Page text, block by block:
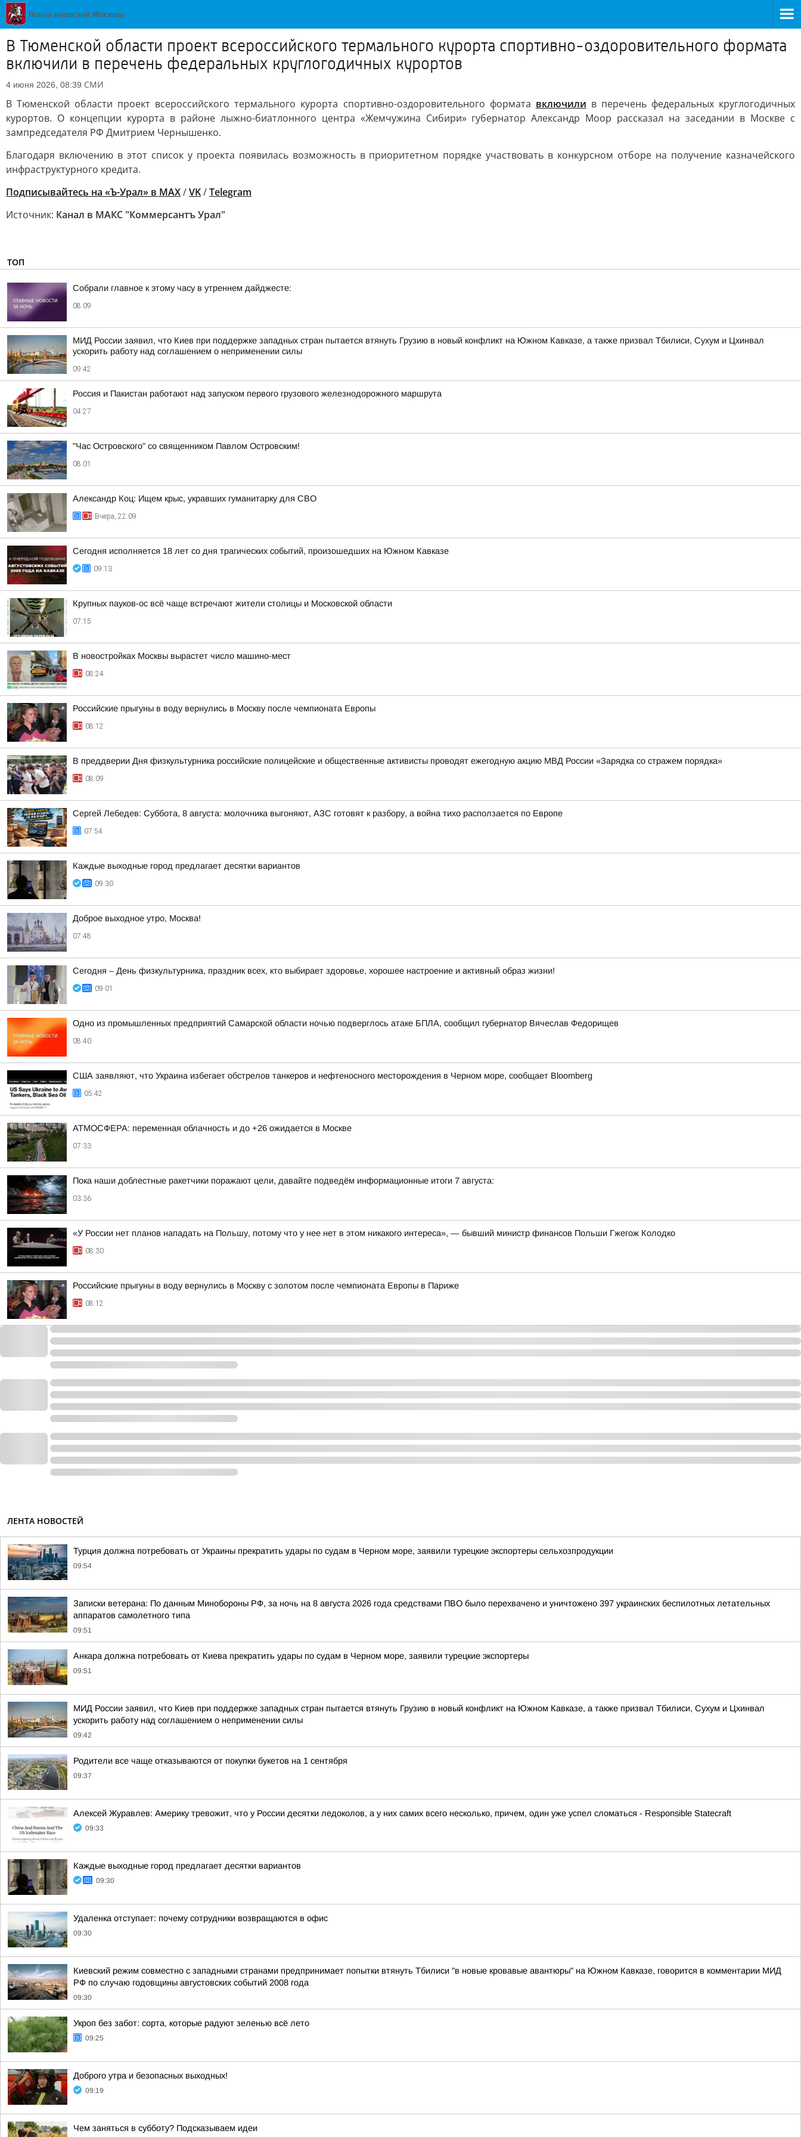
В Тюменской области проект всероссийского термального курорта спортивно-оздоровительного формата
включили в перечень федеральных круглогодичных курортов
4 июня 2026, 08:39 СМИ
В Тюменской области проект всероссийского термального курорта спортивно-оздоровительного формата включили в перечень федеральных круглогодичных
курортов. О концепции курорта в районе лыжно-биатлонного центра «Жемчужина Сибири» губернатор Александр Моор рассказал на заседании в Москве с
зампредседателя РФ Дмитрием Чернышенко.
Благодаря включению в этот список у проекта появилась возможность в приоритетном порядке участвовать в конкурсном отборе на получение казначейского
инфраструктурного кредита.
Подписывайтесь на «Ъ-Урал» в MAX/VK/Telegram
Источник: Канал в МАКС "Коммерсантъ Урал"
ТОП
Собрали главное к этому часу в утреннем дайджесте:
08:09
МИД России заявил, что Киев при поддержке западных стран пытается втянуть Грузию в новый конфликт на Южном Кавказе, а также призвал Тбилиси, Сухум и Цхинвал
ускорить работу над соглашением о неприменении силы
09:42
Россия и Пакистан работают над запуском первого грузового железнодорожного маршрута
04:27
"Час Островского" со священником Павлом Островским!
08:01
Александр Коц: Ищем крыс, укравших гуманитарку для СВО
Вчера, 22:09
Сегодня исполняется 18 лет со дня трагических событий, произошедших на Южном Кавказе
09:13
Крупных пауков-ос всё чаще встречают жители столицы и Московской области
07:15
В новостройках Москвы вырастет число машино-мест
08:24
Российские прыгуны в воду вернулись в Москву после чемпионата Европы
08:12
В преддверии Дня физкультурника российские полицейские и общественные активисты проводят ежегодную акцию МВД России «Зарядка со стражем порядка»
08:09
Сергей Лебедев: Суббота, 8 августа: молочника выгоняют, АЗС готовят к разбору, а война тихо расползается по Европе
07:54
Каждые выходные город предлагает десятки вариантов
09:30
Доброе выходное утро, Москва!
07:48
Сегодня – День физкультурника, праздник всех, кто выбирает здоровье, хорошее настроение и активный образ жизни!
09:01
Одно из промышленных предприятий Самарской области ночью подверглось атаке БПЛА, сообщил губернатор Вячеслав Федорищев
08:40
США заявляют, что Украина избегает обстрелов танкеров и нефтеносного месторождения в Черном море, сообщает Bloomberg
05:42
АТМОСФЕРА: переменная облачность и до +26 ожидается в Москве
07:33
Пока наши доблестные ракетчики поражают цели, давайте подведём информационные итоги 7 августа:
03:36
«У России нет планов нападать на Польшу, потому что у нее нет в этом никакого интереса», — бывший министр финансов Польши Гжегож Колодко
08:30
Российские прыгуны в воду вернулись в Москву с золотом после чемпионата Европы в Париже
08:12
ЛЕНТА НОВОСТЕЙ
Турция должна потребовать от Украины прекратить удары по судам в Черном море, заявили турецкие экспортеры сельхозпродукции
09:54
Записки ветерана: По данным Минобороны РФ, за ночь на 8 августа 2026 года средствами ПВО было перехвачено и уничтожено 397 украинских беспилотных летательных
аппаратов самолетного типа
09:51
Анкара должна потребовать от Киева прекратить удары по судам в Черном море, заявили турецкие экспортеры
09:51
МИД России заявил, что Киев при поддержке западных стран пытается втянуть Грузию в новый конфликт на Южном Кавказе, а также призвал Тбилиси, Сухум и Цхинвал
ускорить работу над соглашением о неприменении силы
09:42
Родители все чаще отказываются от покупки букетов на 1 сентября
09:37
Алексей Журавлев: Америку тревожит, что у России десятки ледоколов, а у них самих всего несколько, причем, один уже успел сломаться - Responsible Statecraft
09:33
Каждые выходные город предлагает десятки вариантов
09:30
Удаленка отступает: почему сотрудники возвращаются в офис
09:30
Киевский режим совместно с западными странами предпринимает попытки втянуть Тбилиси "в новые кровавые авантюры" на Южном Кавказе, говорится в комментарии МИД
РФ по случаю годовщины августовских событий 2008 года
09:30
Укроп без забот: сорта, которые радуют зеленью всё лето
09:25
Доброго утра и безопасных выходных!
09:19
Чем заняться в субботу? Подсказываем идеи